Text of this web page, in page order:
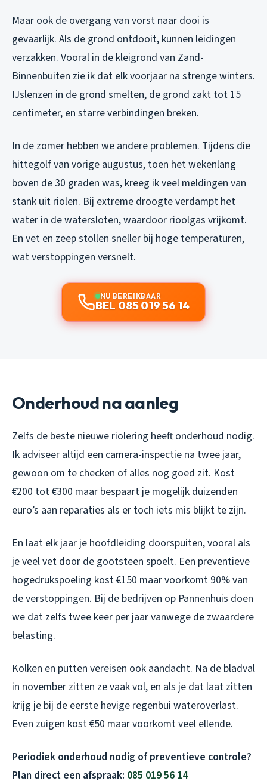
Maar ook de overgang van vorst naar dooi is
gevaarlijk. Als de grond ontdooit, kunnen leidingen
verzakken. Vooral in de kleigrond van Zand-
Binnenbuiten zie ik dat elk voorjaar na strenge winters.
IJslenzen in de grond smelten, de grond zakt tot 15
centimeter, en starre verbindingen breken.
In de zomer hebben we andere problemen. Tijdens die
hittegolf van vorige augustus, toen het wekenlang
boven de 30 graden was, kreeg ik veel meldingen van
stank uit riolen. Bij extreme droogte verdampt het
water in de watersloten, waardoor rioolgas vrijkomt.
En vet en zeep stollen sneller bij hoge temperaturen,
wat verstoppingen versnelt.
NU BEREIKBAAR
BEL 085 019 56 14
Onderhoud na aanleg
Zelfs de beste nieuwe riolering heeft onderhoud nodig.
Ik adviseer altijd een camera-inspectie na twee jaar,
gewoon om te checken of alles nog goed zit. Kost
€200 tot €300 maar bespaart je mogelijk duizenden
euro’s aan reparaties als er toch iets mis blijkt te zijn.
En laat elk jaar je hoofdleiding doorspuiten, vooral als
je veel vet door de gootsteen spoelt. Een preventieve
hogedrukspoeling kost €150 maar voorkomt 90% van
de verstoppingen. Bij de bedrijven op Pannenhuis doen
we dat zelfs twee keer per jaar vanwege de zwaardere
belasting.
Kolken en putten vereisen ook aandacht. Na de bladval
in november zitten ze vaak vol, en als je dat laat zitten
krijg je bij de eerste hevige regenbui wateroverlast.
Even zuigen kost €50 maar voorkomt veel ellende.
Periodiek onderhoud nodig of preventieve controle?
Plan direct een afspraak: 085 019 56 14